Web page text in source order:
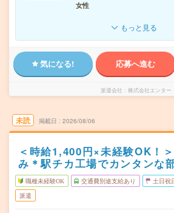
女性
もっと見る
気になる! 応募へ進む
派遣会社 株式会社エンター
未読 掲載日 2026/08/06
＜時給1,400円×未経験OK！
み＊駅チカ工場でカンタンな
職種未経験OK 交通費別途支給あり 土日祝
派遣